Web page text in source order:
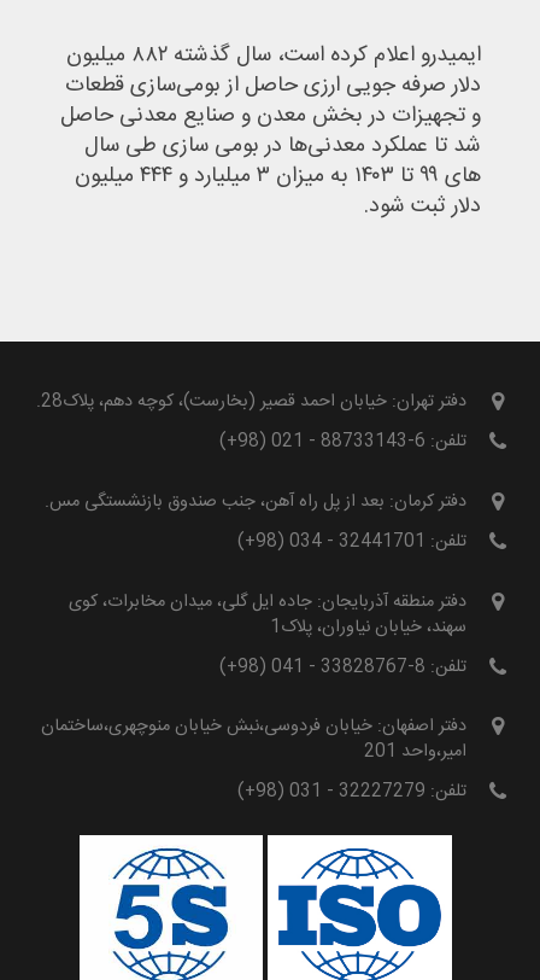
ایمیدرو اعلام کرده است، سال گذشته ۸۸۲ میلیون
دلار صرفه جویی ارزی حاصل از بومی‌سازی قطعات
و تجهیزات در بخش معدن و صنایع معدنی حاصل
شد تا عملکرد معدنی‌ها در بومی سازی طی سال
های ۹۹ تا ۱۴۰۳ به میزان ۳ میلیارد و ۴۴۴ میلیون
دلار ثبت شود.
دفتر تهران: خیابان احمد قصیر (بخارست)، کوچه دهم، پلاک28.
تلفن: 6-88733143 - 021 (98+)
دفتر کرمان: بعد از پل راه آهن، جنب صندوق بازنشستگی مس.
تلفن: 32441701 - 034 (98+)
دفتر منطقه آذربایجان: جاده ایل گلی، میدان مخابرات، کوی
سهند، خیابان نیاوران، پلاک1
تلفن: 8-33828767 - 041 (98+)
دفتر اصفهان: خیابان فردوسی،نبش خیابان منوچهری،ساختمان
امیر،واحد 201
تلفن: 32227279 - 031 (98+)